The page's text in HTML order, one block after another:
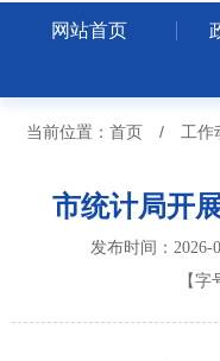
网站首页
当前位置： 首页 / 工作
市统计局开
发布时间：
【字